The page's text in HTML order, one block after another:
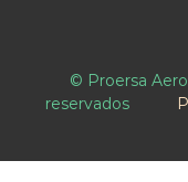
© Proersa
reservados